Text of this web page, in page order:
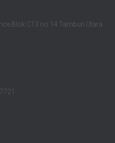
Blok C13 no 14 Tambun Utara